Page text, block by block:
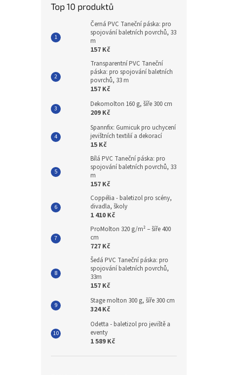
Top 10 produktů
Černá PVC Taneční páska: pro
spojování baletních povrchů, 33
m
157 Kč
Transparentní PVC Taneční
páska: pro spojování baletních
povrchů, 33 m
157 Kč
Dekomolton 160 g, šíře 300 cm
209 Kč
Spannfix: Gumicuk pro uchycení
jevištních textilií a dekorací
15 Kč
Bílá PVC Taneční páska: pro
spojování baletních povrchů, 33
m
157 Kč
Coppélia - baletizol pro scény,
divadla, školy
1 410 Kč
ProMolton 320 g/m² – šíře 400
cm
727 Kč
Šedá PVC Taneční páska: pro
spojování baletních povrchů,
33m
157 Kč
Stage molton 300 g, šíře 300 cm
324 Kč
Odetta - baletizol pro jeviště a
eventy
1 589 Kč